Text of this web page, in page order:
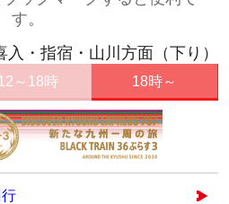
す。
・指宿・山川方面（下り）
12～18時 18時～